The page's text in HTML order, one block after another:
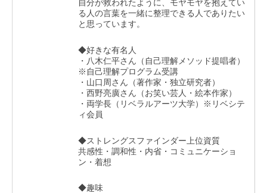
自分が救われたように、モヤモヤを抱えてい
る人の言葉を一緒に整理できる人でありたい
と思っています。
◆好きな有名人
・八木仁平さん（自己理解メソッド提唱者）
※自己理解プログラム受講
・山口周さん（著作家・独立研究者）
・西野亮廣さん（お笑い芸人・絵本作家）
・両学長（リベラルアーツ大学）※リベシテ
ィ会員
◆ストレングスファインダー上位資質
共感性・調和性・内省・コミュニケーショ
ン・着想
◆趣味